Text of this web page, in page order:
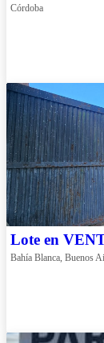
Córdoba
Lote en
Bahía Blanca, Buenos